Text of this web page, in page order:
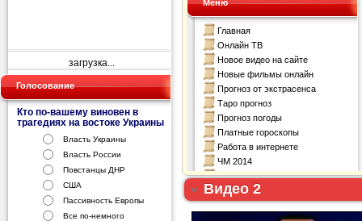
загрузка...
Голосование
Кто по-вашему виновен в
трагедиях на востоке Украины
Власть Украины
Власть России
Повстанцы ДНР
США
Пассивность Европы
Все по-немного
Видео 2